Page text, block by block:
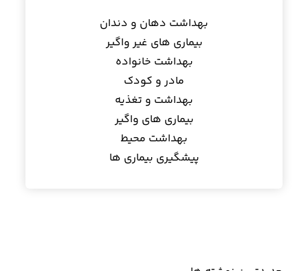
بهداشت دهان و دندان
بیماری های غیر واگیر
بهداشت خانواده
مادر و کودک
بهداشت و تغذیه
بیماری های واگیر
بهداشت محیط
پیشگیری بیماری ها